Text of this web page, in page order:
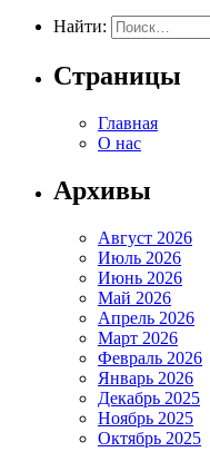
Найти:
Страницы
Главная
О нас
Архивы
Август 2026
Июль 2026
Июнь 2026
Май 2026
Апрель 2026
Март 2026
Февраль 2026
Январь 2026
Декабрь 2025
Ноябрь 2025
Октябрь 2025